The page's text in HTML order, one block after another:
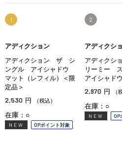
1
アディクション
アディクション ザ シ
ングル アイシャドウ
マット（レフィル）＜限
定品＞
2,530 円 （税込）
在庫：○
NEW OPポイント対象
2
アディクシ
アディク
リーミー
アイシャド
2,970 円 （
在庫：○
NEW OP